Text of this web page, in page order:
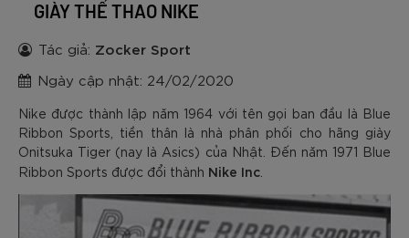
GIÀY THỂ THAO NIKE
Tác giả: Zocker Sport
Ngày cập nhật: 24/02/2020
Nike được thành lập năm 1964 với tên gọi ban đầu là Blue
Ribbon Sports, tiền thân là nhà phân phối cho hãng giày
Onitsuka Tiger (nay là Asics) của Nhật. Đến năm 1971 Blue
Ribbon Sports được đổi thành Nike Inc